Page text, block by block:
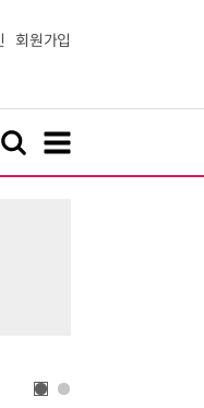
회원가입